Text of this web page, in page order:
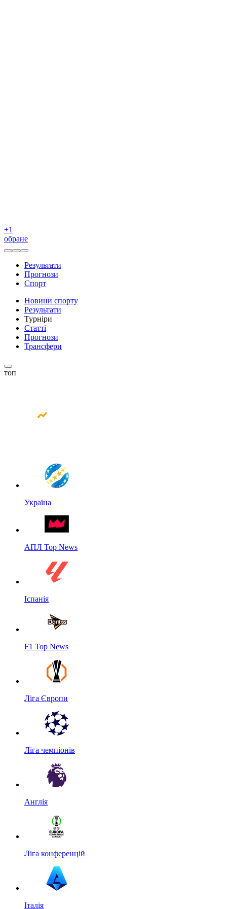
+1
обране
Результати
Прогнози
Спорт
Новини спорту
Результати
Турніри
Статті
Прогнози
Трансфери
топ
Україна
АПЛ Top News
Іспанія
F1 Top News
Ліга Європи
Ліга чемпіонів
Англія
Ліга конференцій
Італія